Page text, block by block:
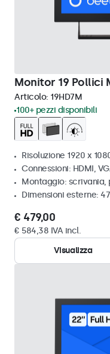
Monitor 19 Pollici
Articolo: 19HD7M
100+ pezzi disponibili
Risoluzione 1920 x
Connessioni: HDMI,
Montaggio: scrivania,
Dimensioni esterne:
€ 479,00
€ 584,38 IVA incl.
Visualizza